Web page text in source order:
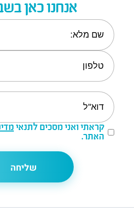
אנחנו כאן
קראתי ואני מסכים לתנאי
האתר.